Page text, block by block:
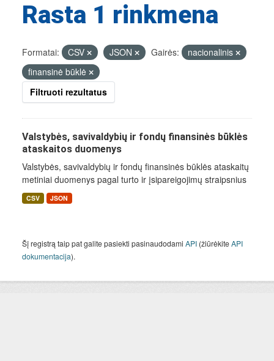
Rasta 1 rinkmena
Formatai: CSV JSON Gairės:
nacionalinis
finansinė būklė
Filtruoti rezultatus
Valstybės, savivaldybių ir fondų finansinės būklės
ataskaitos duomenys
Valstybės, savivaldybių ir fondų finansinės būklės ataskaitų
metiniai duomenys pagal turto ir įsipareigojimų straipsnius
CSV JSON
Šį registrą taip pat galite pasiekti pasinaudodami API (žiūrėkiteAPI
dokumentacija).